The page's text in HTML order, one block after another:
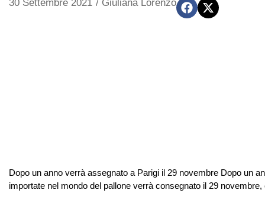
30 Settembre 2021 / Giuliana Lorenzo
Dopo un anno verrà assegnato a Parigi il 29 novembre Dopo un
importate nel mondo del pallone verrà consegnato il 29